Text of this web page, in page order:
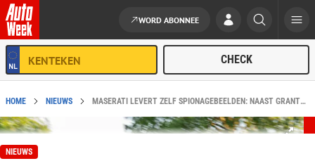
Ga naar de inhoud
WORD ABONNEE
HOME NIEUWS MASERATI LEVERT ZELF SPIONAGEBEELDEN: NAAST GRANTURISMO OOK GRECALE GEFACELIFT
NIEUWS